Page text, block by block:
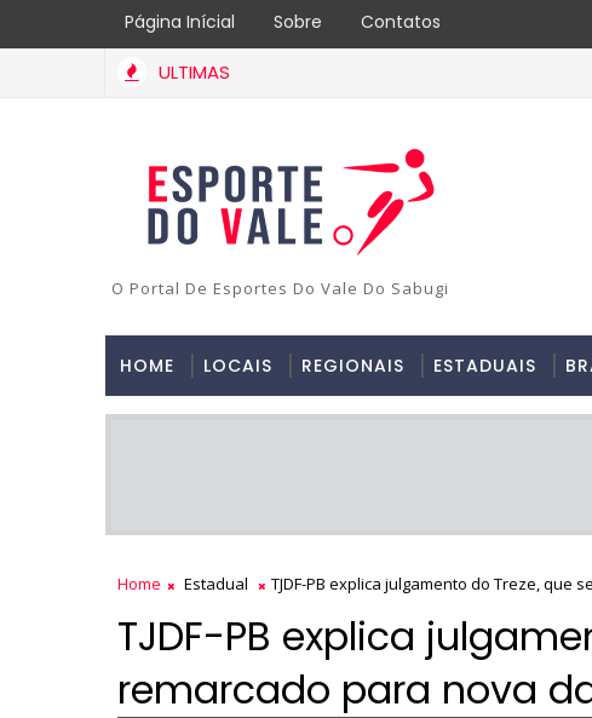
Página Inícial Sobre Contatos
ULTIMAS
O Portal De Esportes Do Vale Do Sabugi
HOME LOCAIS REGIONAIS ESTADUAIS
Home Estadual TJDF-PB explica julgamento do Treze, que
TJDF-PB explica
remarcado para nova